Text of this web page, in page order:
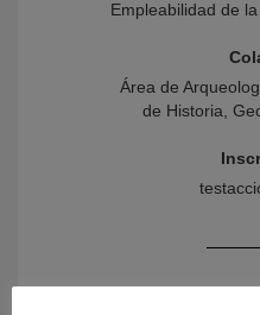
Empleabilidad de
Área de
de Historia,